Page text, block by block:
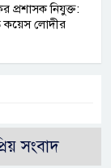
প্রশাসক নিযুক্ত:
কয়েস লোদীর
সংবাদ